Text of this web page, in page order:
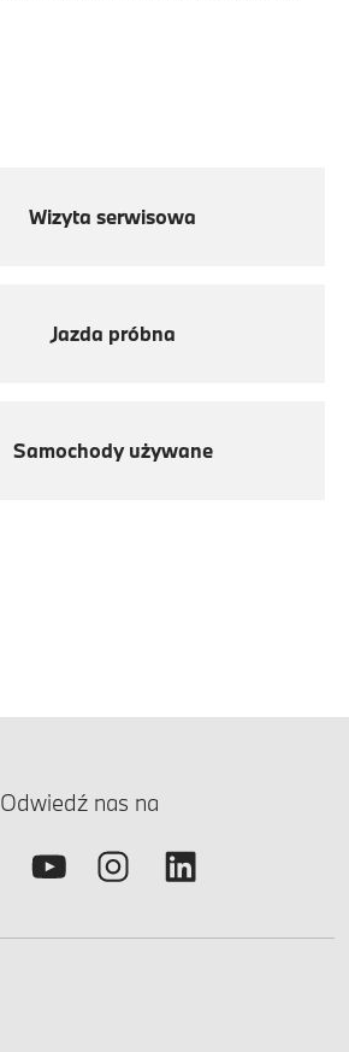
Wizyta serwisowa
Jazda próbna
Samochody używane
Odwiedź nas na